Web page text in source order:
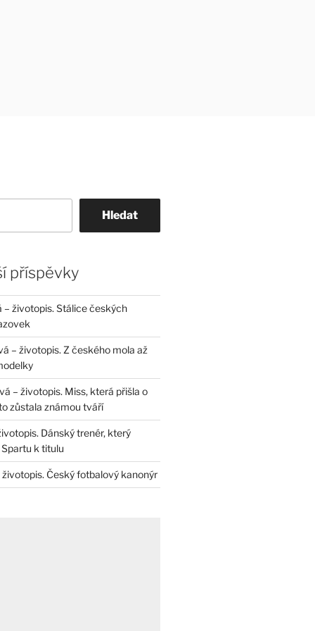
Hledat
příspěvky
– životopis. Stálice českých
– životopis. Z českého mola až
– životopis. Miss, která přišla o
zůstala známou tváří
Dánský trenér, který
k titulu
Český fotbalový kanonýr